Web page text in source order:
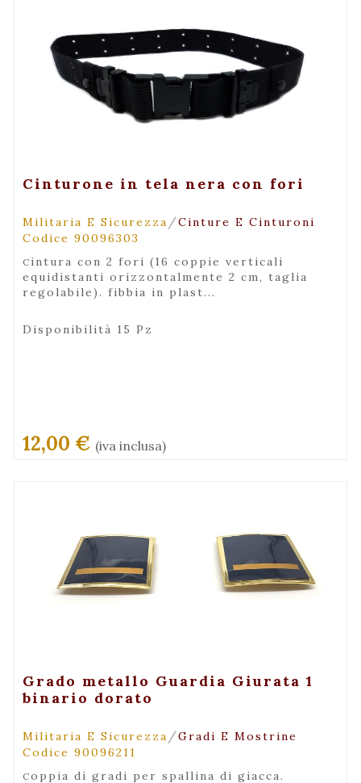
+ Visualizza
Cinturone in tela nera con fori
Militaria E Sicurezza /Cinture E Cinturoni
Codice 90096303
cintura con 2 fori (16 coppie verticali
equidistanti orizzontalmente 2 cm, taglia
regolabile). fibbia in plast...
Disponibilità 15 Pz
12,00 € (iva inclusa)
+ Visualizza
Grado metallo Guardia Giurata 1
binario dorato
Militaria E Sicurezza /Gradi E Mostrine
Codice 90096211
coppia di gradi per spallina di giacca.